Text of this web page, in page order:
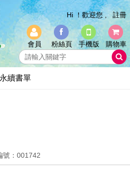
Hi ！歡迎您 , 註冊
會員 粉絲頁 手機版 購物車
續書單
號：001742